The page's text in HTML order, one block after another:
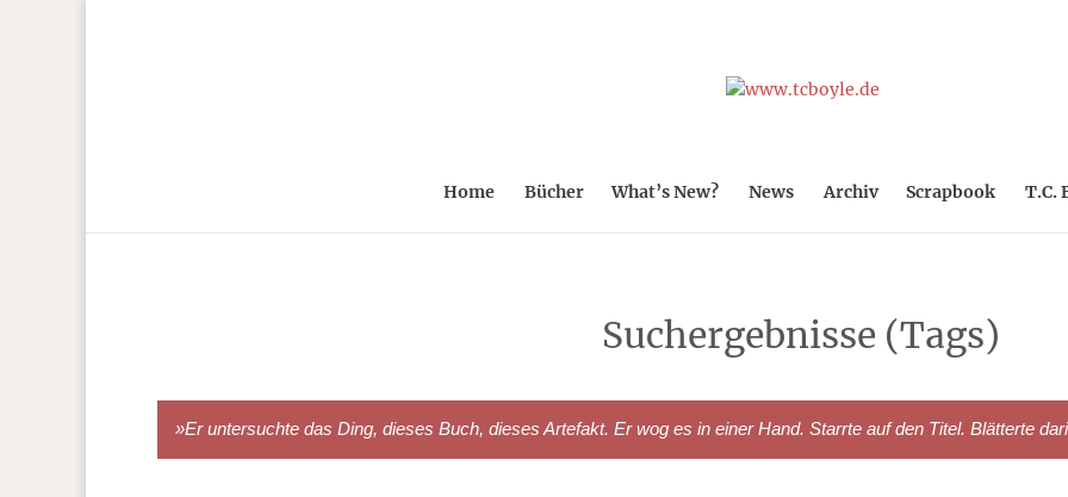
Home Bücher What’s New? News Archiv Scrapbook T.C.
Suchergebnisse (Tags)
»Er untersuchte das Ding, dieses Buch, dieses Artefakt. Er wog es in einer Hand. Starrte auf den Titel. Blätterte